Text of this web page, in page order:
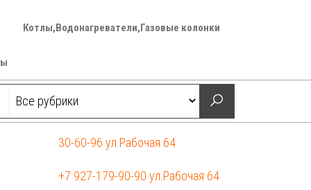
Котлы,Водонагреватели,Газовые колонки
30-60-96 ул.Рабочая 64
+7 927-179-90-90 ул.Рабочая 64